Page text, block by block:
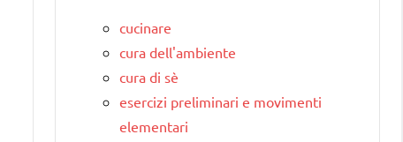
cucinare
cura dell'ambiente
cura di sè
esercizi preliminari e movimenti
elementari